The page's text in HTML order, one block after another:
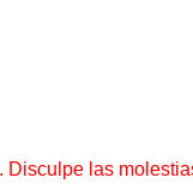
Disculpe las